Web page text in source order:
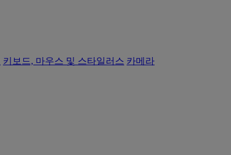
키보드, 마우스 및 스타일러스 카메라